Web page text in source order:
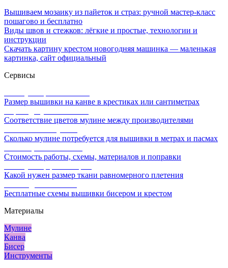
Вышиваем мозаику из пайеток и страз: ручной мастер-класс
пошагово и бесплатно
Виды швов и стежков: лёгкие и простые, технологии и
инструкции
Скачать картину крестом новогодняя машинка — маленькая
картинка, сайт официальный
Сервисы
Размер вышивки на канве в крестиках или сантиметрах
Соответствие цветов мулине между производителями
Сколько мулине потребуется для вышивки в метрах и пасмах
Стоимость работы, схемы, материалов и поправки
Какой нужен размер ткани равномерного плетения
Бесплатные схемы вышивки бисером и крестом
Материалы
Мулине
Канва
Бисер
Инструменты